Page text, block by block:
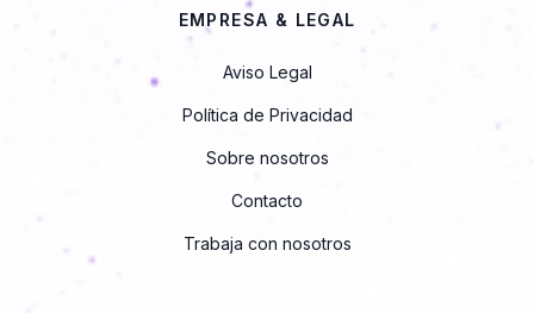
EMPRESA & LEGAL
Aviso Legal
Política de Privacidad
Sobre nosotros
Contacto
Trabaja con nosotros
¿Qué servicios ofrecéis? Precio de una web
Subvenciones digitales Diagnóstico gratuito